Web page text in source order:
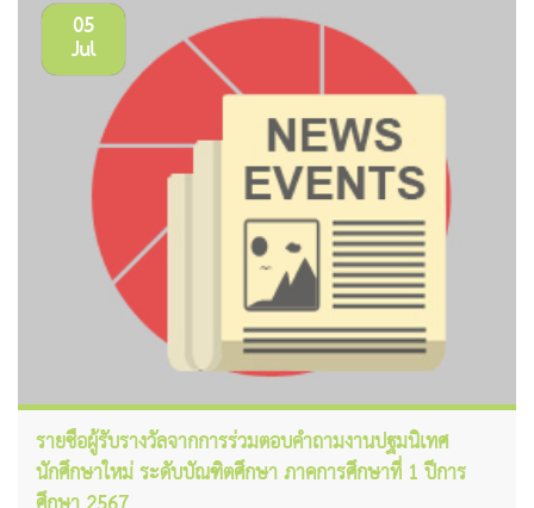
05
Jul
รายชื่อผู้รับรางวัลจากการร่วมตอบคำถามงานปฐมนิเทศ
นักศึกษาใหม่ ระดับบัณฑิตศึกษา ภาคการศึกษาที่ 1 ปีการ